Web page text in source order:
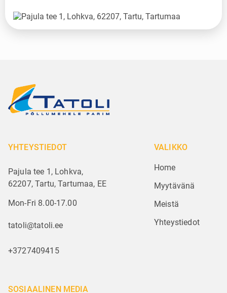
YHTEYSTIEDOT
Pajula tee 1, Lohkva,
62207, Tartu, Tartumaa, EE
Mon-Fri 8.00-17.00
tatoli@tatoli.ee
+3727409415
VALIKKO
Home
Myytävänä
Meistä
Yhteystiedot
SOSIAALINEN MEDIA